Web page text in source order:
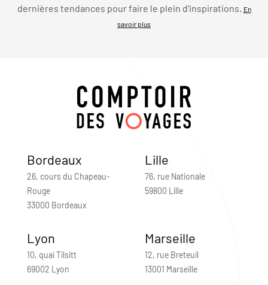
dernières tendances pour faire le plein d’inspirations. En
savoir plus
Bordeaux
26, cours du Chapeau-
Rouge
33000 Bordeaux
Lille
76, rue Nationale
59800 Lille
Lyon
10, quai Tilsitt
69002 Lyon
Marseille
12, rue Breteuil
13001 Marseille